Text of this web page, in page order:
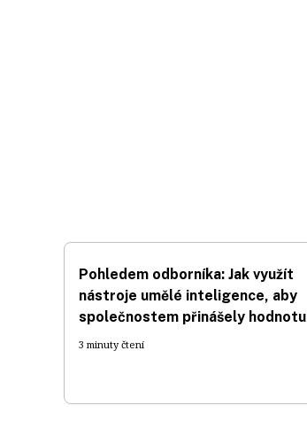
Pohledem odborníka: Jak využít
nástroje umělé inteligence, aby
společnostem přinášely hodnotu
3 minuty čtení